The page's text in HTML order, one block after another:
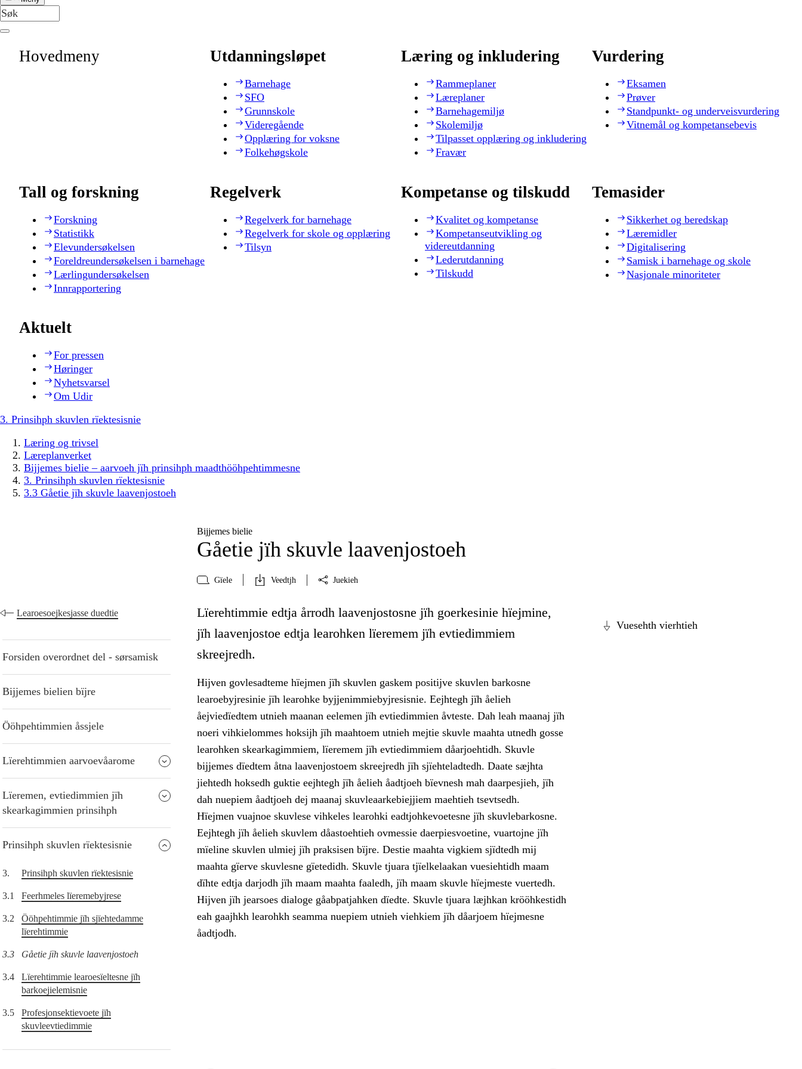
Hovedmeny Utdanningsløpet
Barnehage
SFO
Grunnskole
Videregående
Opplæring for voksne
Folkehøgskole
Læring og inkludering
Rammeplaner
Læreplaner
Barnehagemiljø
Skolemiljø
Tilpasset opplæring og inkludering
Fravær
Vurdering
Eksamen
Prøver
Standpunkt- og underveisvurdering
Vitnemål og kompetansebevis
Tall og forskning
Forskning
Statistikk
Elevundersøkelsen
Foreldreundersøkelsen i barnehage
Lærlingundersøkelsen
Innrapportering
Regelverk
Regelverk for barnehage
Regelverk for skole og opplæring
Tilsyn
Kompetanse og tilskudd
Kvalitet og kompetanse
Kompetanseutvikling og
videreutdanning
Lederutdanning
Tilskudd
Temasider
Sikkerhet og beredskap
Læremidler
Digitalisering
Samisk i barnehage og skole
Nasjonale minoriteter
Aktuelt
For pressen
Høringer
Nyhetsvarsel
Om Udir
3. Prinsihph skuvlen rïektesisnie
Læring og trivsel
Læreplanverket
Bijjemes bielie – aarvoeh jïh prinsihph maadthööhpehtimmesne
3. Prinsihph skuvlen rïektesisnie
3.3 Gåetie jïh skuvle laavenjostoeh
Bijjemes bielie
Gåetie jïh skuvle laavenjostoeh
Gïele Veedtjh Juekieh
Learoesoejkesjasse duedtie
Forsiden overordnet del - sørsamisk
Bijjemes bielien bïjre
Ööhpehtimmien åssjele
Lïerehtimmien aarvoevåarome
Lïeremen, evtiedimmien jïh
skearkagimmien prinsihph
Prinsihph skuvlen rïektesisnie
3. Prinsihph skuvlen rïektesisnie
3.1 Feerhmeles lïeremebyjrese
3.2
Ööhpehtimmie jïh sjïehtedamme
lïerehtimmie
3.3 Gåetie jïh skuvle laavenjostoeh
3.4
Lïerehtimmie learoesïeltesne jïh
barkoejielemisnie
3.5
Profesjonsektievoete jïh
skuvleevtiedimmie
Vuesehth vierhtieh
Lïerehtimmie edtja årrodh laavenjostosne jïh goerkesinie hïejmine,
jïh laavenjostoe edtja learohken lïeremem jïh evtiedimmiem
skreejredh.
Hijven govlesadteme hïejmen jïh skuvlen gaskem positijve skuvlen barkosne
learoebyjresinie jïh learohke byjjenimmiebyjresisnie. Eejhtegh jïh åelieh
åejviedïedtem utnieh maanan eelemen jïh evtiedimmien åvteste. Dah leah maanaj jïh
noeri vihkielommes hoksijh jïh maahtoem utnieh mejtie skuvle maahta utnedh gosse
learohken skearkagimmiem, lïeremem jïh evtiedimmiem dåarjoehtidh. Skuvle
bijjemes dïedtem åtna laavenjostoem skreejredh jïh sjïehteladtedh. Daate sæjhta
jiehtedh hoksedh guktie eejhtegh jïh åelieh åadtjoeh bïevnesh mah daarpesjieh, jïh
dah nuepiem åadtjoeh dej maanaj skuvleaarkebiejjiem maehtieh tsevtsedh.
Hïejmen vuajnoe skuvlese vihkeles learohki eadtjohkevoetesne jïh skuvlebarkosne.
Eejhtegh jïh åelieh skuvlem dåastoehtieh ovmessie daerpiesvoetine, vuartojne jïh
mïeline skuvlen ulmiej jïh praksisen bïjre. Destie maahta vigkiem sjïdtedh mij
maahta gïerve skuvlesne gïetedidh. Skuvle tjuara tjïelkelaakan vuesiehtidh maam
dïhte edtja darjodh jïh maam maahta faaledh, jïh maam skuvle hïejmeste vuertedh.
Hijven jïh jearsoes dialoge gåabpatjahken dïedte. Skuvle tjuara læjhkan krööhkestidh
eah gaajhkh learohkh seamma nuepiem utnieh viehkiem jïh dåarjoem hïejmesne
åadtjodh.